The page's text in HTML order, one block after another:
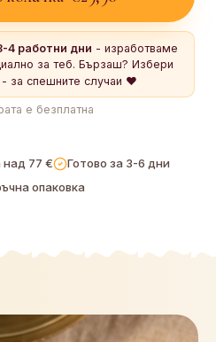
4 работни дни - изработваме
за теб. Бързаш? Избери
за спешните случаи ❤️
е безплатна
над 77 €
Готово за 3-6 дни
опаковка
директно на получателя
остане изненадата изненада.
Само ако купуваш от името на фирма